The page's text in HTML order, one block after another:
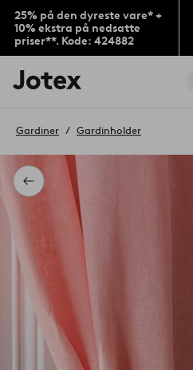
25% på den dyreste vare* +
10% ekstra på nedsatte
priser**. Kode: 424882
Jotex
logo
til
Tilbage
Gardiner Gardinholder